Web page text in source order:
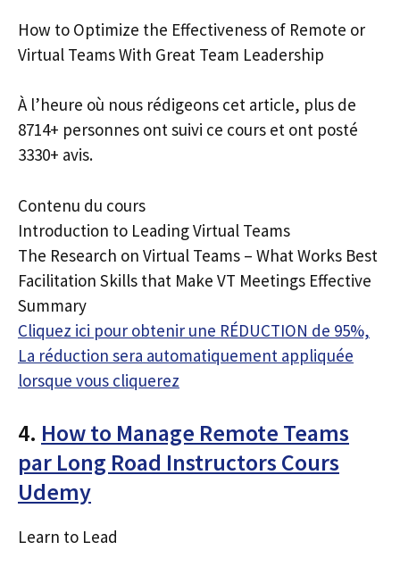
How to Optimize the Effectiveness of Remote or
Virtual Teams With Great Team Leadership
À l’heure où nous rédigeons cet article, plus de
8714+ personnes ont suivi ce cours et ont posté
3330+ avis.
Contenu du cours
Introduction to Leading Virtual Teams
The Research on Virtual Teams – What Works Best
Facilitation Skills that Make VT Meetings Effective
Summary
Cliquez ici pour obtenir une RÉDUCTION de 95%,
La réduction sera automatiquement appliquée
lorsque vous cliquerez
4. How to Manage Remote Teams
par Long Road Instructors Cours
Udemy
Learn to Lead